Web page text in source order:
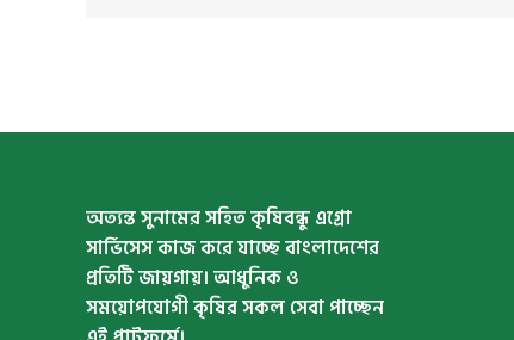
অত্যন্ত সুনামের সহিত কৃষিবন্ধু এগ্রো
সার্ভিসেস কাজ করে যাচ্ছে বাংলাদেশের
প্রতিটি জায়গায়। আধুনিক ও
সময়োপযোগী কৃষির সকল সেবা পাচ্ছেন